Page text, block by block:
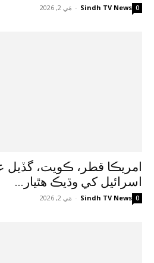
Sindh TV News
- مَي 2, 2026 0
امريڪا قطر، ڪويت، گڏيل
اسرائيل کي وڌيڪ هٿيار...
Sindh TV News
- مَي 2, 2026 0